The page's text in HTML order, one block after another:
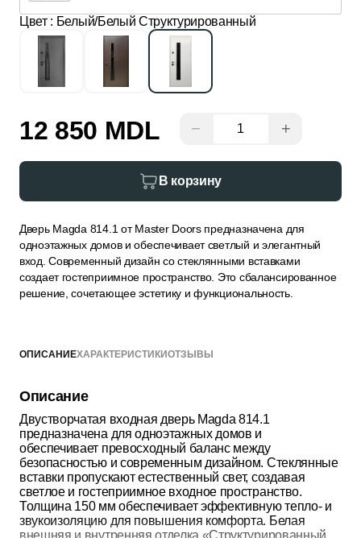
Цвет : Белый/Белый Структурированный
12 850 MDL − +
В корзину
Дверь Magda 814.1 от Master Doors предназначена для
одноэтажных домов и обеспечивает светлый и элегантный
вход. Современный дизайн со стеклянными вставками
создает гостеприимное пространство. Это сбалансированное
решение, сочетающее эстетику и функциональность.
ОПИСАНИЕХАРАКТЕРИСТИКИОТЗЫВЫ
Описание
Двустворчатая входная дверь Magda 814.1
предназначена для одноэтажных домов и
обеспечивает превосходный баланс между
безопасностью и современным дизайном. Стеклянные
вставки пропускают естественный свет, создавая
светлое и гостеприимное входное пространство.
Толщина 150 мм обеспечивает эффективную тепло- и
звукоизоляцию для повышения комфорта. Белая
внешняя и внутренняя отделка «Структурированный